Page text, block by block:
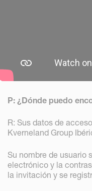
P: ¿Dónde puedo
R: Sus datos de
Kverneland Group
Su nombre de usuario
electrónico y la
la invitación y se